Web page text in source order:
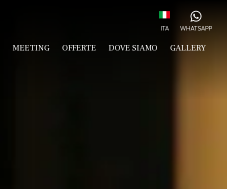
ITA WHATSAPP
MEETING OFFERTE DOVE SIAMO GALLERY